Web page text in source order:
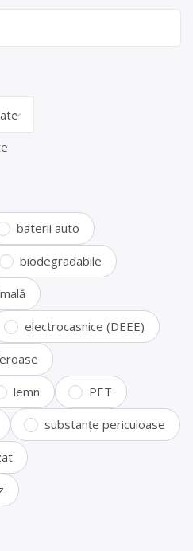
baterii auto
biodegradabile
electrocasnice (DEEE)
lemn PET
substanțe periculoase